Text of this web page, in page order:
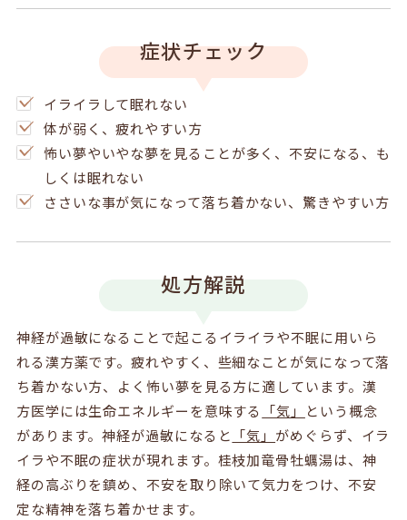
症状チェック
イライラして眠れない
体が弱く、疲れやすい方
怖い夢やいやな夢を見ることが多く、不安になる、も
しくは眠れない
ささいな事が気になって落ち着かない、驚きやすい方
処方解説
神経が過敏になることで起こるイライラや不眠に用いら
れる漢方薬です。疲れやすく、些細なことが気になって落
ち着かない方、よく怖い夢を見る方に適しています。漢
方医学には生命エネルギーを意味する 「気」
という概念
があります。神経が過敏になると 「気」 がめぐらず、イラ
イラや不眠の症状が現れます。桂枝加竜骨牡蠣湯は、神
経の高ぶりを鎮め、不安を取り除いて気力をつけ、不安
定な精神を落ち着かせます。